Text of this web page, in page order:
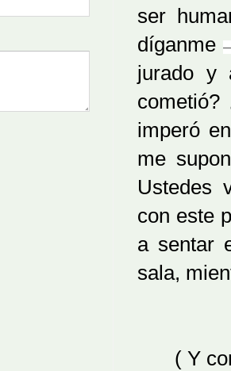
ser
díganme
jurado
imperó
me
Ustedes
con este
a sentar
sala,
( Y